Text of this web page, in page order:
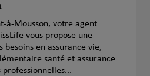
à-Mousson, votre agent
vous propose une
besoins en assurance vie,
santé et assurance
professionnelles...